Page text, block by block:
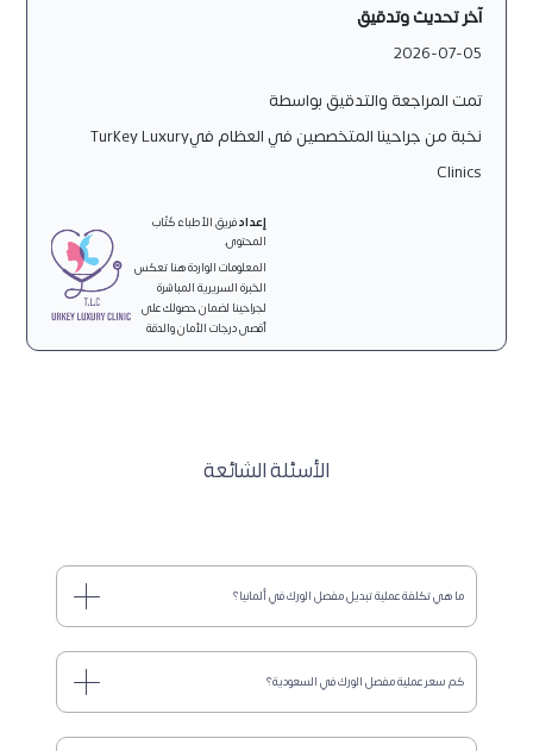
آخر تحديث وتدقيق
2026-07-05
تمت المراجعة والتدقيق بواسطة
نخبة من جراحينا المتخصصين في العظام فيTurkey Luxury
Clinics
إعدادفريق الأطباء كُتّاب
المحتوى.
المعلومات الواردة هنا تعكس
الخبرة السريرية المباشرة
لجراحينا لضمان حصولك على
أقصى درجات الأمان والدقة
الأسئلة الشائعة
ما هي تكلفة عملية تبديل مفصل الورك في ألمانيا؟
كم سعر عملية مفصل الورك في السعودية؟